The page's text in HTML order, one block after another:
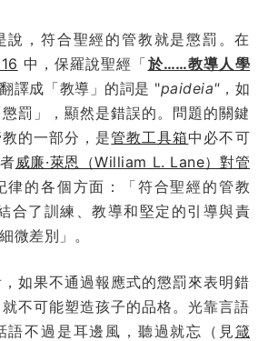
說，符合聖經的管教就是懲罰。在
中，保羅說聖經「於……教導人學
翻譯成「教導」的詞是 "paideia"，如
罰」，顯然是錯誤的。問題的關鍵
的一部分，是管教工具箱中必不可
威廉·萊恩（William L. Lane）對管
律的各個方面：「符合聖經的管教
合了訓練、教導和堅定的引導與責
微差別」。
如果不通過報應式的懲罰來表明錯
不可能塑造孩子的品格。光靠言語
語不過是耳邊風，聽過就忘（見箴